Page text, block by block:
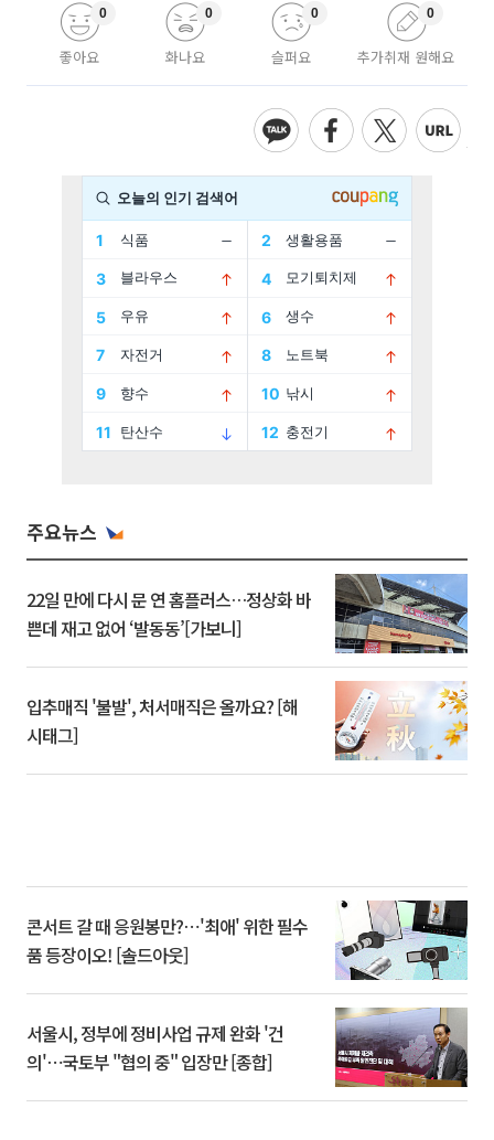
좋아요
0
화나요
0
슬퍼요
0
추가취재 원해요
0
주요뉴스
22일 만에 다시 문 연 홈플러스…정상화 바
쁜데 재고 없어 ‘발동동’[가보니]
입추매직 '불발', 처서매직은 올까요? [해
시태그]
콘서트 갈 때 응원봉만?⋯'최애' 위한 필수
품 등장이오! [솔드아웃]
서울시, 정부에 정비사업 규제 완화 '건
의'⋯국토부 "협의 중" 입장만 [종합]